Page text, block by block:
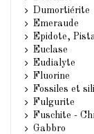
Dumortiérite
Emeraude
Epidote,
Euclase
Eudialyte
Fluorine
Fossiles et
Fulgurite
Fuschite -
Gabbro